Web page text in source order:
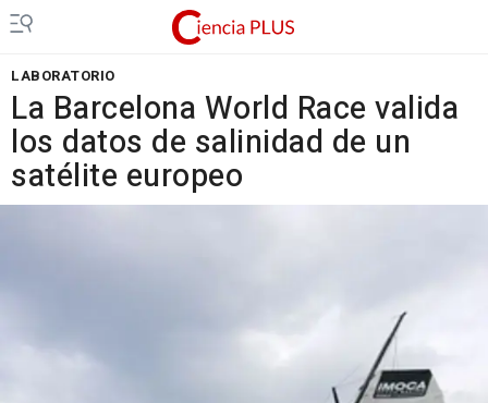
LABORATORIO
La Barcelona World Race valida
los datos de salinidad de un
satélite europeo